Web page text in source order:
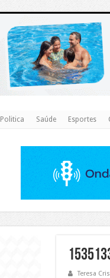
Politica Saúde Esportes
Teresa